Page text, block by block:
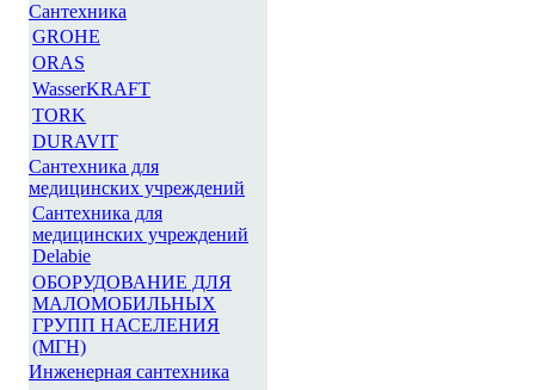
Сантехника
GROHE
ORAS
WasserKRAFT
TORK
DURAVIT
Сантехника для
медицинских учреждений
Сантехника для
медицинских учреждений
Delabie
ОБОРУДОВАНИЕ ДЛЯ
МАЛОМОБИЛЬНЫХ
ГРУПП НАСЕЛЕНИЯ
(МГН)
Инженерная сантехника